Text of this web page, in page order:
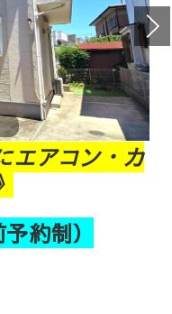
エアコン・カ
約制）